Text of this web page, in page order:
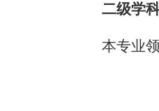
二级学
本专业